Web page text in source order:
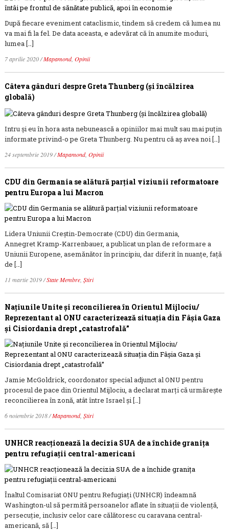
După fiecare eveniment cataclismic, tindem să credem că lumea nu
va mai fi la fel. De data aceasta, e adevărat că în anumite moduri,
lumea […]
7 aprilie 2020/Mapamond, Opinii
Câteva gânduri despre Greta Thunberg (şi încălzirea
globală)
Intru şi eu în hora asta nebunească a opiniilor mai mult sau mai puţin
informate privind-o pe Greta Thunberg. Nu pentru că aş avea noi […]
24 septembrie 2019/Mapamond, Opinii
CDU din Germania se alătură parţial viziunii reformatoare
pentru Europa a lui Macron
Lidera Uniunii Creştin-Democrate (CDU) din Germania,
Annegret Kramp-Karrenbauer, a publicat un plan de reformare a
Uniunii Europene, asemănător în principiu, dar diferit în nuanţe, faţă
de […]
11 martie 2019/State Membre, Știri
Naţiunile Unite şi reconcilierea în Orientul Mijlociu/
Reprezentant al ONU caracterizează situația din Fâșia Gaza
și Cisiordania drept „catastrofală”
Jamie McGoldrick, coordonator special adjunct al ONU pentru
procesul de pace din Orientul Mijlociu, a declarat marţi că urmărește
reconcilierea în zonă, atât între Israel și […]
6 noiembrie 2018/Mapamond, Știri
UNHCR reacţionează la decizia SUA de a închide granița
pentru refugiații central-americani
Înaltul Comisariat ONU pentru Refugiaţi (UNHCR) îndeamnă
Washington-ul să permită persoanelor aflate în situații de violență,
persecuție, inclusiv celor care călătoresc cu caravana central-
americană, să […]